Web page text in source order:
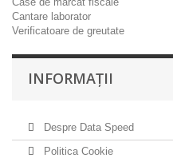
Cantare laborator
Verificatoare de greutate
INFORMAŢII
Despre Data Speed
Politica Cookie